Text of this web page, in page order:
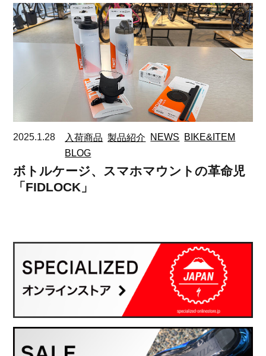
2025.1.28 入荷商品 製品紹介 NEWS
BIKE&ITEM
BLOG
ボトルケージ、スマホマウントの革命児
「FIDLOCK」